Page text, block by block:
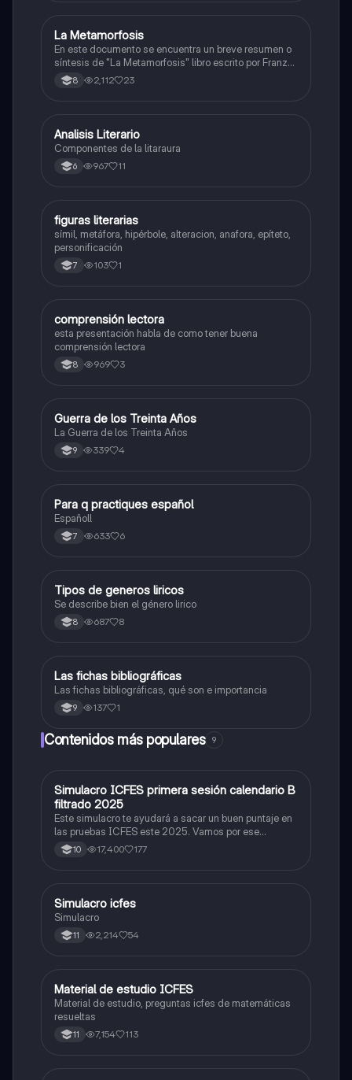
Lengua Castellana
La Metamorfosis
En este documento se encuentra un breve resumen o
síntesis de "La Metamorfosis" libro escrito por Franz
Kafka en 1915.
8 2,112 23
Lengua Castellana
Analisis Literario
Componentes de la litaraura
6 967 11
FLengua Castellana
figuras literarias
símil, metáfora, hipérbole, alteracion, anafora, epíteto,
personificación
7 103 1
Lengua Castellana
comprensión lectora
esta presentación habla de como tener buena
comprensión lectora
8 969 3
Sociales/Historia
Guerra de los Treinta Años
La Guerra de los Treinta Años
9 339 4
Lengua Castellana
Para q practiques español
Españoll
7 633 6
Lengua Castellana
Tipos de generos liricos
Se describe bien el género lirico
8 687 8
Lengua Castellana
Las fichas bibliográficas
Las fichas bibliográficas, qué son e importancia
9 137 1
Contenidos más populares 9
ICFES: Matemáticas
Simulacro ICFES primera sesión calendario B
filtrado 2025
Este simulacro te ayudará a sacar un buen puntaje en
las pruebas ICFES este 2025. Vamos por ese
500/500. Y poder ser admitido en la universidad que
quieras, estudiar la carrera que quieres y no la que te
10 17,400 177
ICFES: Lectura Crítica
Simulacro icfes
Simulacro
11 2,214 54
ICFES: Matemáticas
Material de estudio ICFES
Material de estudio, preguntas icfes de matemáticas
resueltas
11 7,154 113